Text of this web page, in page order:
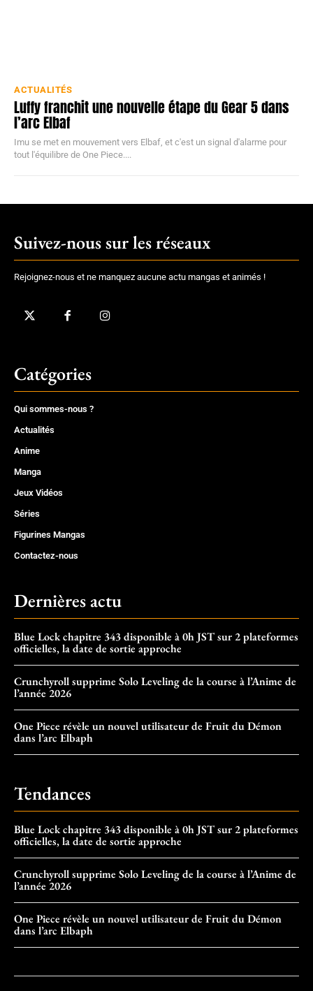
ACTUALITÉS
Luffy franchit une nouvelle étape du Gear 5 dans
l’arc Elbaf
Imu se met en mouvement vers Elbaf, et c'est un signal d'alarme pour
tout l'équilibre de One Piece....
Suivez-nous sur les réseaux
Rejoignez-nous et ne manquez aucune actu mangas et animés !
Catégories
Qui sommes-nous ?
Actualités
Anime
Manga
Jeux Vidéos
Séries
Figurines Mangas
Contactez-nous
Dernières actu
Blue Lock chapitre 343 disponible à 0h JST sur 2 plateformes
officielles, la date de sortie approche
Crunchyroll supprime Solo Leveling de la course à l’Anime de
l’année 2026
One Piece révèle un nouvel utilisateur de Fruit du Démon
dans l’arc Elbaph
Tendances
Blue Lock chapitre 343 disponible à 0h JST sur 2 plateformes
officielles, la date de sortie approche
Crunchyroll supprime Solo Leveling de la course à l’Anime de
l’année 2026
One Piece révèle un nouvel utilisateur de Fruit du Démon
dans l’arc Elbaph